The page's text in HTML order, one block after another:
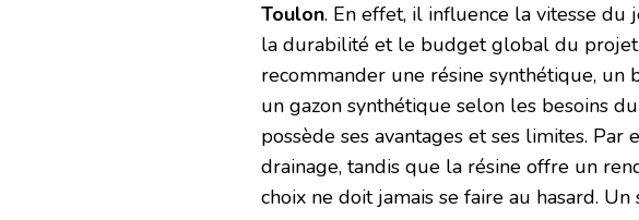
Toulon. En effet, il influence la vitesse du
la durabilité et le budget global du
recommander une résine synthétique,
un gazon synthétique selon les besoins
possède ses avantages et ses limites.
drainage, tandis que la résine offre un
choix ne doit jamais se faire au hasard.